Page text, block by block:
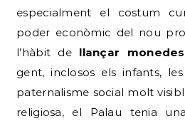
especialment el costum
poder econòmic del nou
l’hàbit de llançar
gent, inclosos els infants,
paternalisme social molt
religiosa, el Palau tenia